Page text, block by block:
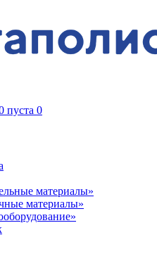
пуста 0
материалы»
материалы»